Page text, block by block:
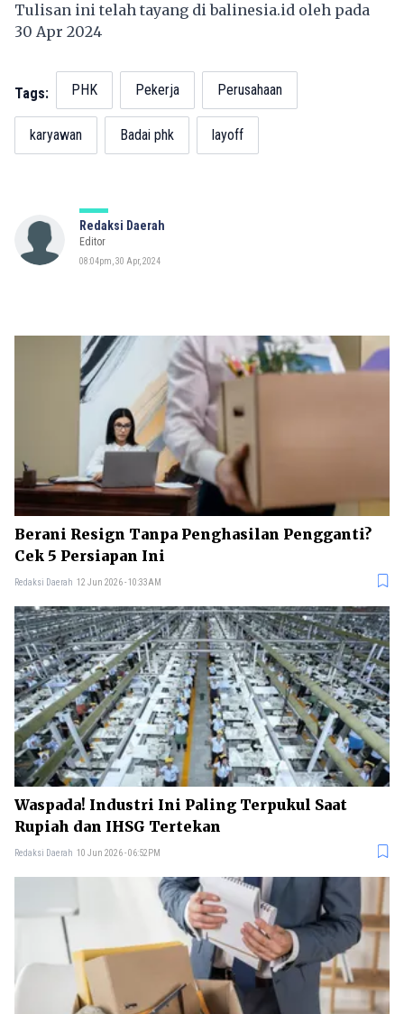
Tulisan ini telah tayang dibalinesia.id oleh pada
30 Apr 2024
Tags: PHK Pekerja Perusahaan
karyawan Badai phk layoff
Redaksi Daerah
Editor
08:04pm, 30 Apr, 2024
Berani Resign Tanpa Penghasilan Pengganti?
Cek 5 Persiapan Ini
Redaksi Daerah 12 Jun 2026 - 10:33AM
Waspada! Industri Ini Paling Terpukul Saat
Rupiah dan IHSG Tertekan
Redaksi Daerah 10 Jun 2026 - 06:52PM